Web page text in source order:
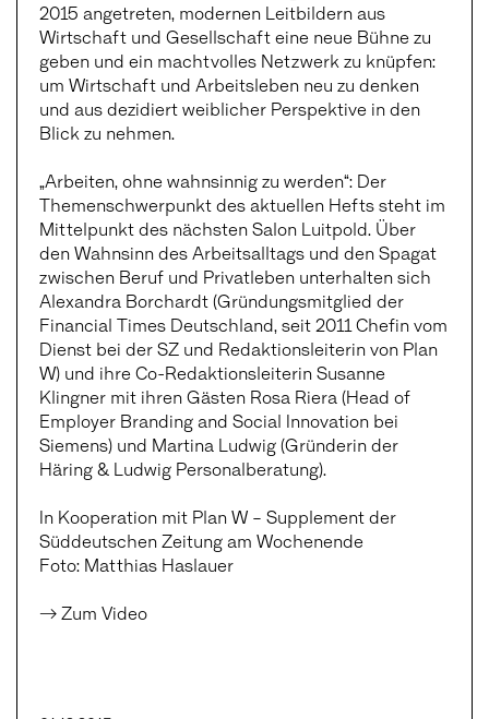
2015 angetreten, modernen Leitbildern aus
Wirtschaft und Gesellschaft eine neue Bühne zu
geben und ein machtvolles Netzwerk zu knüpfen:
um Wirtschaft und Arbeitsleben neu zu denken
und aus dezidiert weiblicher Perspektive in den
Blick zu nehmen.
„Arbeiten, ohne wahnsinnig zu werden“: Der
Themenschwerpunkt des aktuellen Hefts steht im
Mittelpunkt des nächsten Salon Luitpold. Über
den Wahnsinn des Arbeitsalltags und den Spagat
zwischen Beruf und Privatleben unterhalten sich
Alexandra Borchardt (Gründungsmitglied der
Financial Times Deutschland, seit 2011 Chefin vom
Dienst bei der SZ und Redaktionsleiterin von Plan
W) und ihre Co-Redaktionsleiterin Susanne
Klingner mit ihren Gästen Rosa Riera (Head of
Employer Branding and Social Innovation bei
Siemens) und Martina Ludwig (Gründerin der
Häring & Ludwig Personalberatung).
In Kooperation mit Plan W – Supplement der
Süddeutschen Zeitung am Wochenende
Foto: Matthias Haslauer
→ Zum Video